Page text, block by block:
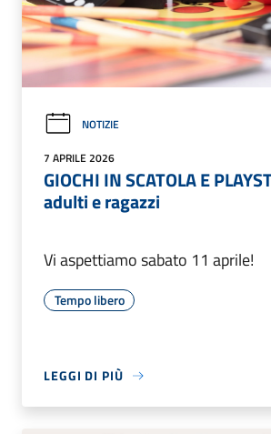
NOTIZIE
7 APRILE 2026
GIOCHI IN SCATOLA E
adulti e ragazzi
Vi aspettiamo sabato 11 aprile!
Tempo libero
LEGGI DI PIÙ